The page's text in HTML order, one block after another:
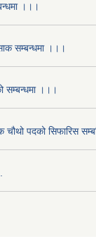
।।।
सम्बन्धमा ।।।
सम्बन्धमा ।।।
चौथो पदको सिफारिस